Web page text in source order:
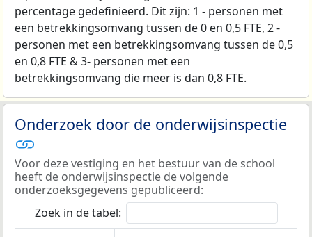
percentage gedefinieerd. Dit zijn: 1 - personen met
een betrekkingsomvang tussen de 0 en 0,5 FTE, 2 -
personen met een betrekkingsomvang tussen de 0,5
en 0,8 FTE & 3- personen met een
betrekkingsomvang die meer is dan 0,8 FTE.
Onderzoek door de onderwijsinspectie
Voor deze vestiging en het bestuur van de school
heeft de onderwijsinspectie de volgende
onderzoeksgegevens gepubliceerd:
Zoek in de tabel: